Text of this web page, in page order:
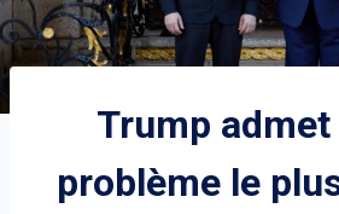
Trump admet
problème le